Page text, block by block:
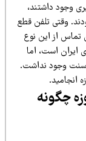
داشتند،
تلفن قطع
از این نوع
است، اما
نداشت.